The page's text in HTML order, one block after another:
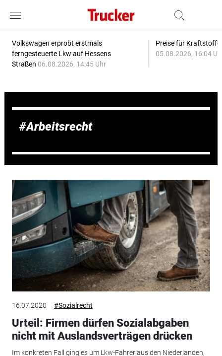
Volkswagen erprobt erstmals
ferngesteuerte Lkw auf Hessens
Straßen 06.08.2026, 14:45 Uhr
Preise für
05.08.2026, 16:04
Arbeitsrecht
16.07.2020 #Sozialrecht
Urteil: Firmen dürfen Sozialabgaben
nicht mit Auslandsverträgen drücken
Im konkreten Fall ging es um Lkw-Fahrer aus den Niederlanden,